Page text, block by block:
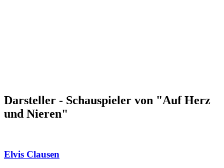
Darsteller - Schauspieler von "Auf Herz
und Nieren"
Elvis Clausen